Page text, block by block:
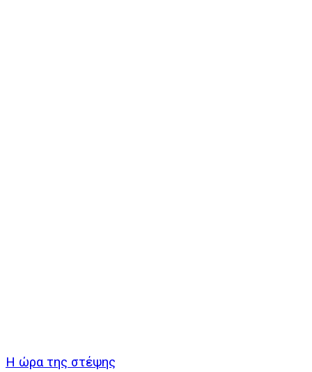
Η ώρα της στέψης